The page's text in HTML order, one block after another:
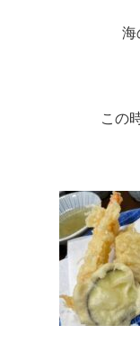
海
この